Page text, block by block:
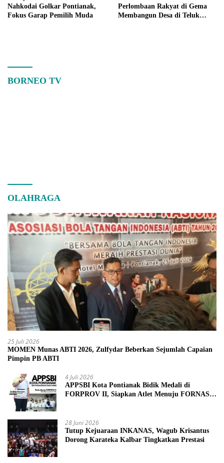
Nahkodai Golkar Pontianak,
Fokus Garap Pemilih Muda
Perlombaan Rakyat di Gema
Membangun Desa di Teluk
BORNEO TV
OLAHRAGA
25 Juli 2026
MOMEN Munas ABTI 2026, Zulfydar Beberkan Sejumlah Capaian
Pimpin PB ABTI
4 Juli 2026
APPSBI Kota Pontianak Bidik Medali di
FORPROV II, Siapkan Atlet Menuju FORNAS
28 Juni 2026
Tutup Kejuaraan INKANAS, Wagub Krisantus
Dorong Karateka Kalbar Tingkatkan Prestasi